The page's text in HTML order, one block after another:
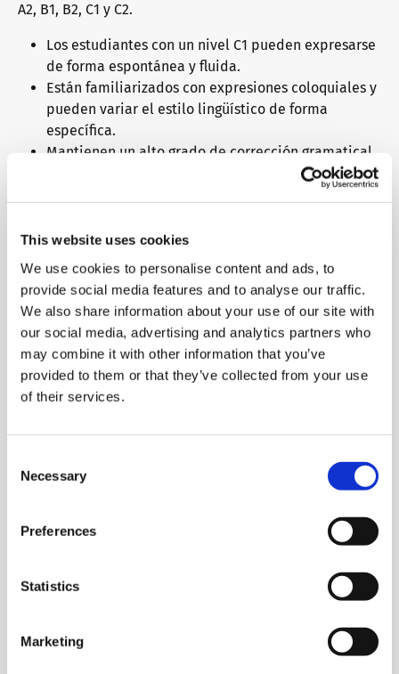
This website uses cookies
We use cookies to personalise content and ads, to
provide social media features and to analyse our traffic.
We also share information about your use of our site with
our social media, advertising and analytics partners who
may combine it with other information that you’ve
provided to them or that they’ve collected from your use
of their services.
Selection
Necessary
Preferences
Statistics
Marketing
A2, B1, B2, C1 y C2.
Los estudiantes con un nivel C1 pueden expresarse
de forma espontánea y fluida.
Están familiarizados con expresiones coloquiales y
pueden variar el estilo lingüístico de forma
específica.
Mantienen un alto grado de corrección gramatical.
exámenes de idiomas telc?
Los certificados telc son reconocidos
internacionalmente por escuelas, universidades,
empresas y organismos oficiales como prueba del
conocimiento del idioma en los seis niveles del Marco
Común Europeo de Referencia (MCER). Como miembro
de pleno derecho de la ALTE (Association of Language
con las normas de calidad internacionales.
Más información sobre las normas de calidad de telc